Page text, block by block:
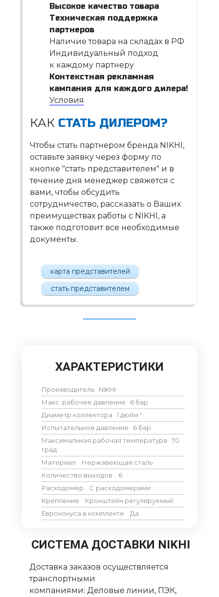
Высокое качество товара
Техническая поддержка
партнеров
Наличие товара на складах в РФ
Индивидуальный подход
к каждому партнеру
Контекстная рекламная
кампания для каждого дилера!
Условия
КАК СТАТЬ ДИЛЕРОМ?
Чтобы стать партнером бренда NIKHI,
оставьте заявку через форму по
кнопке "стать представителем" и в
течение дня менеджер свяжется с
вами, чтобы обсудить
сотрудничество, рассказать о Ваших
преимуществах работы с NIKHI, а
также подготовит все необходимые
документы.
карта представителей
стать представителем
ХАРАКТЕРИСТИКИ
Производитель
NIKHI
Макс. рабочее давление
6 бар
Диаметр коллектора
1 дюйм "
Испытательное давление
6 бар
Максимальная рабочая температура
70
град
Материал
Нержавеющая сталь
Количество выходов
6
Расходомер
С расходомерами
Крепление
Кронштейн регулируемый
Евроконуса в комплекте
Да
СИСТЕМА ДОСТАВКИ NIKHI
Доставка заказов осуществляется
транспортными
компаниями: Деловые линии, ПЭК,